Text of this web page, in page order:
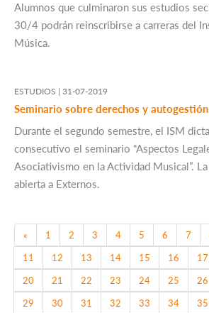
Alumnos que culminaron sus estudios
30/4 podrán reinscribirse a carreras del
Música.
ESTUDIOS | 31-07-2019
Seminario sobre derechos y
Durante el segundo semestre, el ISM
consecutivo el seminario “Aspectos
Asociativismo en la Actividad Musical”.
abierta a Externos.
« Previous
1 2 3 4 5 6 7
11
12 13 14 15 16 17
20
21 22 23 24 25 26
29
30 31 32 33 34 35